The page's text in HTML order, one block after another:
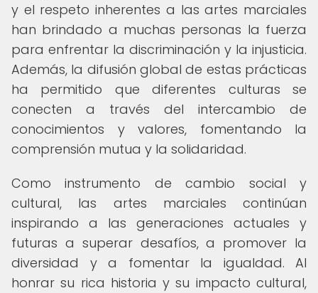
y el respeto inherentes a las artes marciales
han brindado a muchas personas la fuerza
para enfrentar la discriminación y la injusticia.
Además, la difusión global de estas prácticas
ha permitido que diferentes culturas se
conecten a través del intercambio de
conocimientos y valores, fomentando la
comprensión mutua y la solidaridad.
Como instrumento de cambio social y
cultural, las artes marciales continúan
inspirando a las generaciones actuales y
futuras a superar desafíos, a promover la
diversidad y a fomentar la igualdad. Al
honrar su rica historia y su impacto cultural,